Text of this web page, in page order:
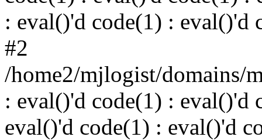
: eval()'d code(1) : eval()'d
#2
/home2/mjlogist/domains/
: eval()'d code(1) : eval()'d
eval()'d code(1) : eval()'d